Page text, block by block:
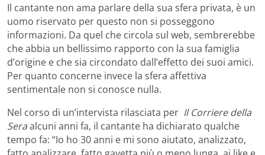
Il cantante non ama parlare della sua sfera privata, è un
uomo riservato per questo non si posseggono
informazioni. Da quel che circola sul web, sembrerebbe
che abbia un bellissimo rapporto con la sua famiglia
d’origine e che sia circondato dall’effetto dei suoi amici.
Per quanto concerne invece la sfera affettiva
sentimentale non si conosce nulla.
Nel corso di un’intervista rilasciata per Il Corriere della
Seraalcuni anni fa, il cantante ha dichiarato qualche
tempo fa: “Io ho 30 anni e mi sono aiutato, analizzato,